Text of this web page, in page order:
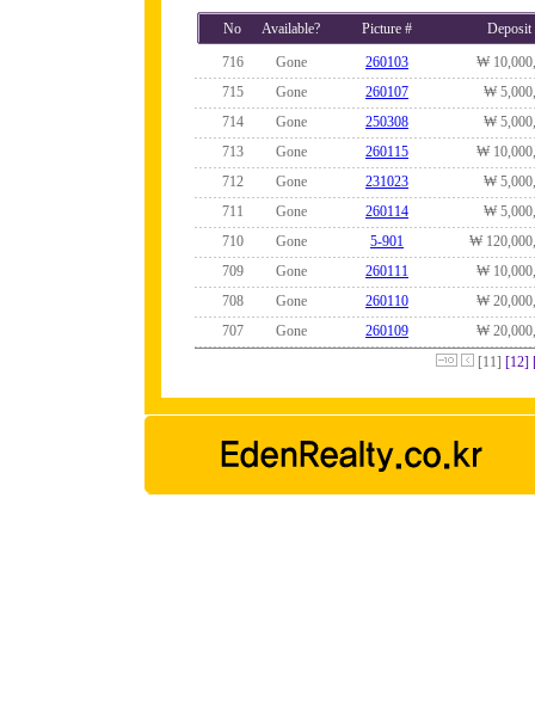
No Available? Picture #
Deposit
716
Gone 260103
₩
715
Gone 260107
₩
714
Gone 250308
₩
713
Gone 260115
₩
712
Gone 231023
₩
711
Gone 260114
₩
710
Gone 5-901
₩
709
Gone 260111
₩
708
Gone 260110
₩
707
Gone 260109
₩
[11] [12]